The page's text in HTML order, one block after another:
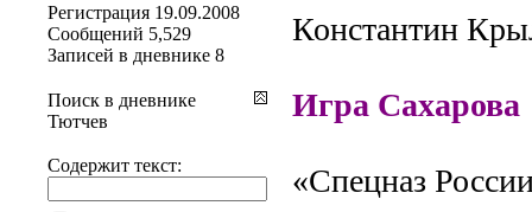
Константин
Игра Сахарова
«Спецназ
Регистрация 19.09.2008
Сообщений 5,529
Записей в дневнике 8
Поиск в дневнике
Тютчев
Содержит текст: